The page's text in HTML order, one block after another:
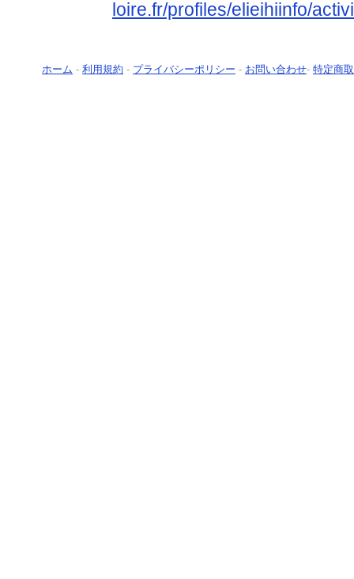
loire.fr/profiles/elieihiinfo/
ホーム - 利用規約 - プライバシーポリシー - お問い合わせ- 特定商